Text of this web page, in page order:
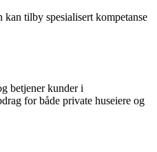
tilby spesialisert kompetanse
betjener kunder i
for både private huseiere og